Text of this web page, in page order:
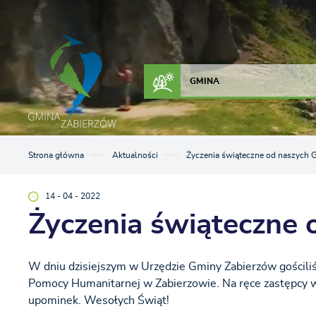
Przejdź do menu.
Przejdź do wyszukiwarki.
Przejdź do treści.
Przejdź do ustawień wielkości czcionki.
Włącz wersję kontrastową strony.
GMINA
Strona główna Aktualności Życzenia świąteczne od naszych
14 - 04 - 2022
Życzenia świąteczne
W dniu dzisiejszym w Urzędzie Gminy Zabierzów
Pomocy Humanitarnej w Zabierzowie. Na ręce zastępcy
upominek. Wesołych Świąt!